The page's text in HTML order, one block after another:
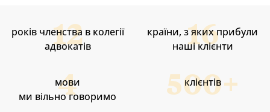
років членства в колегії
адвокатів
країни, з яких прибули
наші клієнти
мови
ми вільно говоримо
клієнтів